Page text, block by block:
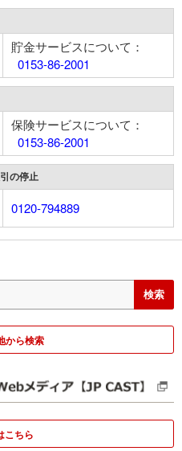
貯金サービスについて：
0153-86-2001
保険サービスについて：
0153-86-2001
の停止
0120-794889
から検索
こちら